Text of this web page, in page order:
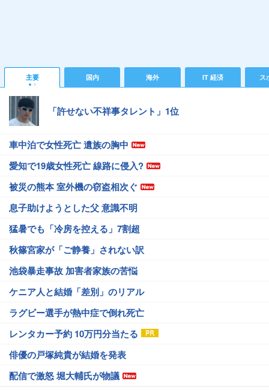
主要 国内 海外 IT 経済 ス
「許せない不祥事タレント」1位
車中泊で女性死亡 遺族の胸中
愛知で19歳女性死亡 線路に侵入?
被災の熊本 室外機の窃盗相次ぐ
息子助けようとした父 意識不明
猛暑でも「冷房を控える」7割超
秋篠宮家が「ご静養」されない訳
池袋暴走事故 加害者家族の苦悩
ケニア人と結婚「差別」のリアル
ラグビー選手が熱中症で倒れ死亡
レンタカー予約 10万円分当たる
俳優の戸塚純貴が結婚を発表
配信で激怒 堀大輔氏が物議